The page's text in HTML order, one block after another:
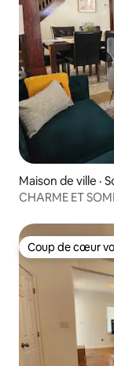
Maison de ville ·
CHARME ET
Coup de cœur
Coup de cœur